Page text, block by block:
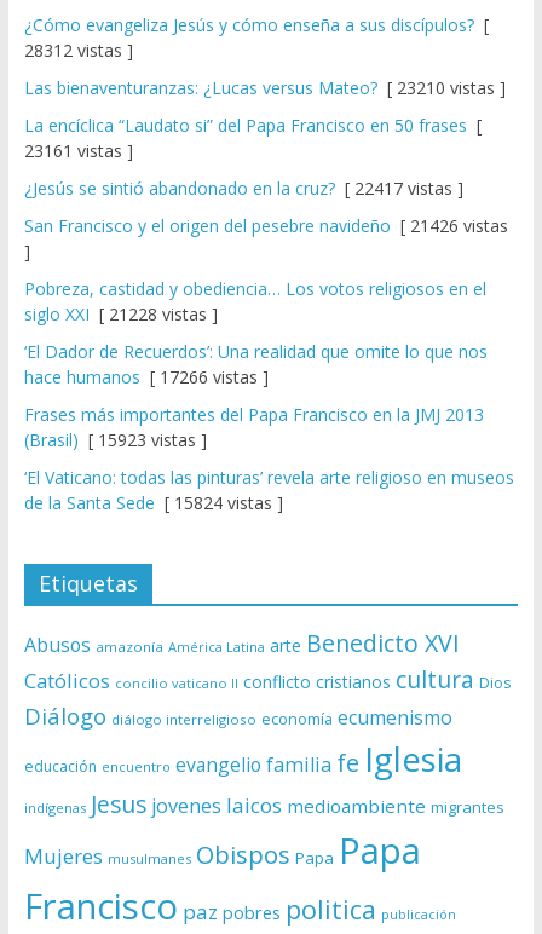
¿Cómo evangeliza Jesús y cómo enseña a sus discípulos?[
28312 vistas ]
Las bienaventuranzas: ¿Lucas versus Mateo?[ 23210 vistas ]
La encíclica “Laudato si” del Papa Francisco en 50 frases [
23161 vistas ]
¿Jesús se sintió abandonado en la cruz?[ 22417 vistas ]
San Francisco y el origen del pesebre navideño [ 21426 vistas
]
Pobreza, castidad y obediencia… Los votos religiosos en el
siglo XXI [ 21228 vistas ]
‘El Dador de Recuerdos’: Una realidad que omite lo que nos
hace humanos [ 17266 vistas ]
Frases más importantes del Papa Francisco en la JMJ 2013
(Brasil) [ 15923 vistas ]
‘El Vaticano: todas las pinturas’ revela arte religioso en museos
de la Santa Sede [ 15824 vistas ]
Etiquetas
Abusos amazonía América Latina arte Benedicto XVI
Católicos concilio vaticano II conflicto cristianos cultura Dios
Diálogo diálogo interreligioso economía ecumenismo
educación encuentro evangelio familia fe Iglesia
indígenas Jesus jovenes laicos medioambiente migrantes
Mujeres musulmanes Obispos Papa Papa
Francisco paz pobres politica publicación